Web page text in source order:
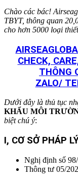
Chào các bác!
TBYT, thông quan
cho hơn 5000 loại
CHECK,
THÔNG
ZALO/
Dưới đây là thủ tục
KHẨU MÔI
biệt chú ý:
I, CƠ SỞ PHÁP
Nghị định số
Thông tư 05/